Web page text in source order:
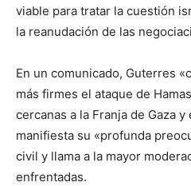
viable para tratar la cuestión
la reanudación de las
En un comunicado, Guterres
más firmes el ataque de
cercanas a la Franja de Gaza
manifiesta su «profunda
civil y llama a la mayor
enfrentadas.